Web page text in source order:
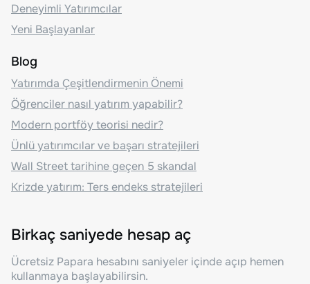
Deneyimli Yatırımcılar
Yeni Başlayanlar
Blog
Yatırımda Çeşitlendirmenin Önemi
Öğrenciler nasıl yatırım yapabilir?
Modern portföy teorisi nedir?
Ünlü yatırımcılar ve başarı stratejileri
Wall Street tarihine geçen 5 skandal
Krizde yatırım: Ters endeks stratejileri
Birkaç saniyede hesap aç
Ücretsiz Papara hesabını saniyeler içinde açıp hemen
kullanmaya başlayabilirsin.